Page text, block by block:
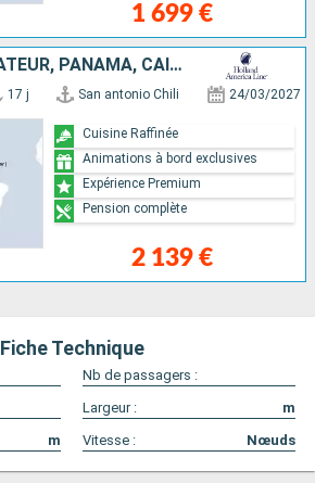
1 699 €
CHILI, PÉROU, ÉQUATEUR, PANAMA, CAÏMANS (ÎLES), ÉTATS-UNIS
17 j San antonio Chili 24/03/2027
2 139 €
Cuisine Raffinée
Animations à bord exclusives
Expérience Premium
Pension complète
Fiche Technique
Nb de passagers :
Largeur :
m
m Vitesse : Nœuds